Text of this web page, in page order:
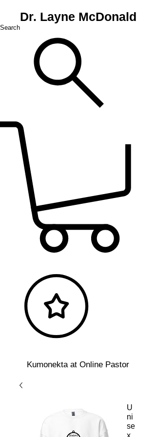
Dr. Layne McDonald
Search
Kumonekta at Online Pastor
U
ni
se
x